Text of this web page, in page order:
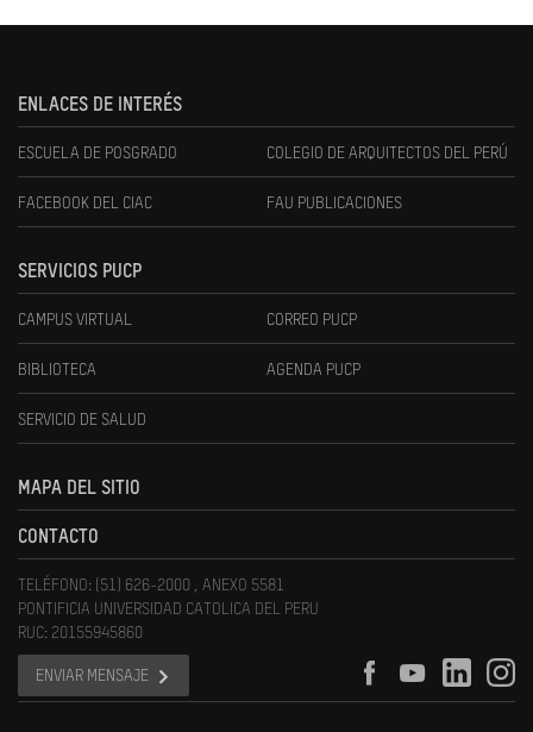
ENLACES DE INTERÉS
ESCUELA DE POSGRADO COLEGIO DE ARQUITECTOS DEL PERÚ
FACEBOOK DEL CIAC FAU PUBLICACIONES
SERVICIOS PUCP
CAMPUS VIRTUAL CORREO PUCP
BIBLIOTECA AGENDA PUCP
SERVICIO DE SALUD
MAPA DEL SITIO
CONTACTO
TELÉFONO: (51) 626-2000 , ANEXO 5581
PONTIFICIA UNIVERSIDAD CATOLICA DEL PERU
RUC: 20155945860
ENVIAR MENSAJE